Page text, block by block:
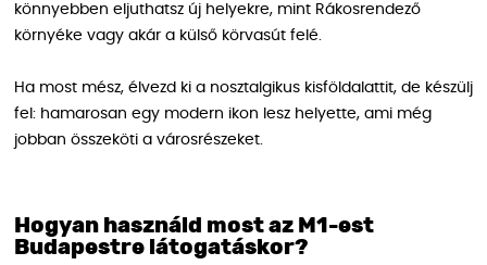
könnyebben eljuthatsz új helyekre, mint Rákosrendező
környéke vagy akár a külső körvasút felé.
Ha most mész, élvezd ki a nosztalgikus kisföldalattit, de készülj
fel: hamarosan egy modern ikon lesz helyette, ami még
jobban összeköti a városrészeket.
Hogyan használd most az M1-est
Budapestre látogatáskor?